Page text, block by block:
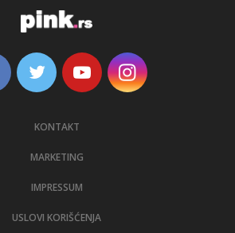
KONTAKT
MARKETING
IMPRESSUM
USLOVI KORIŠĆENJA